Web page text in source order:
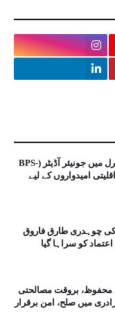
آفس آف دی ملٹری اکاؤنٹنٹ جنرل میں جونیئر آڈیٹر (BPS-
اقلیتی امیدواروں کے لیے
کی چوہدری طارق فاروق
کو سراہا گیا
محفوظ، بروقت مصالحتی
میں صلح، امن برقرار